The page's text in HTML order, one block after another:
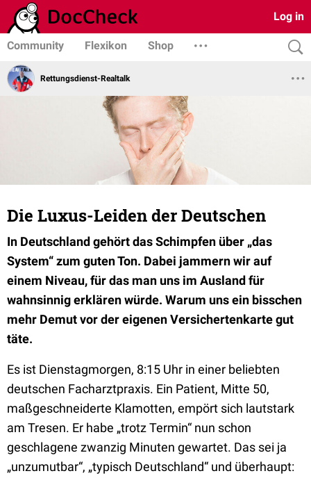
Log in
Community Flexikon Shop
Rettungsdienst-Realtalk
Die Luxus-Leiden der Deutschen
In Deutschland gehört das Schimpfen über „das
System“ zum guten Ton. Dabei jammern wir auf
einem Niveau, für das man uns im Ausland für
wahnsinnig erklären würde. Warum uns ein bisschen
mehr Demut vor der eigenen Versichertenkarte gut
täte.
Es ist Dienstagmorgen, 8:15 Uhr in einer beliebten
deutschen Facharztpraxis. Ein Patient, Mitte 50,
maßgeschneiderte Klamotten, empört sich lautstark
am Tresen. Er habe „trotz Termin“ nun schon
geschlagene zwanzig Minuten gewartet. Das sei ja
„unzumutbar“, „typisch Deutschland“ und überhaupt: